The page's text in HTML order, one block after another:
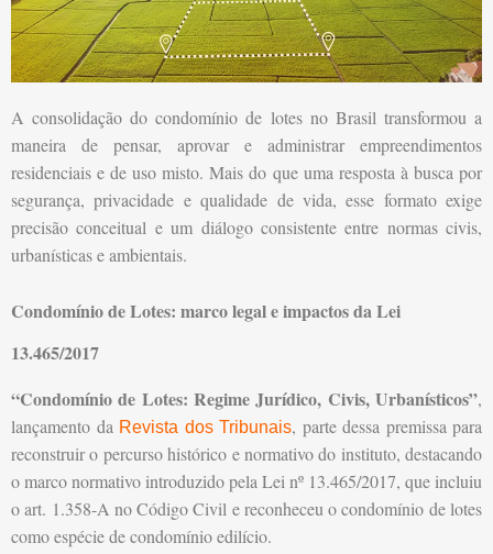
A consolidação do condomínio de lotes no Brasil transformou a
maneira de pensar, aprovar e administrar empreendimentos
residenciais e de uso misto. Mais do que uma resposta à busca por
segurança, privacidade e qualidade de vida, esse formato exige
precisão conceitual e um diálogo consistente entre normas civis,
urbanísticas e ambientais.
Condomínio de Lotes: marco legal e impactos da Lei
13.465/2017
“Condomínio de Lotes: Regime Jurídico, Civis, Urbanísticos”,
lançamento da Revista dos Tribunais, parte dessa premissa para
reconstruir o percurso histórico e normativo do instituto, destacando
o marco normativo introduzido pela Lei nº 13.465/2017, que incluiu
o art. 1.358-A no Código Civil e reconheceu o condomínio de lotes
como espécie de condomínio edilício.